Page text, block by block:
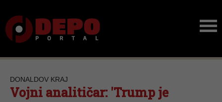
DONALDOV KRAJ
Vojni analitičar: 'Trump je